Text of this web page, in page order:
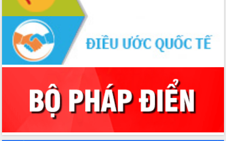
Chuyển đổi số 'mở đường' cho nông
nghiệp Đắk Lắk tăng trưởng bứt phá
Triển khai đồng bộ đo đạc, lập hồ sơ
địa chính, hoàn thiện cơ sở dữ liệu đất
đai
Ứng dụng sinh trắc học - Bước tiến
trong hành trình chuyển đổi số tại Đắk
Đắk Lắk nâng cao hiệu quả công tác
Đảng từ Sổ tay đảng viên điện tử
Đắk Lắk đẩy mạnh nuôi biển công
bền vững